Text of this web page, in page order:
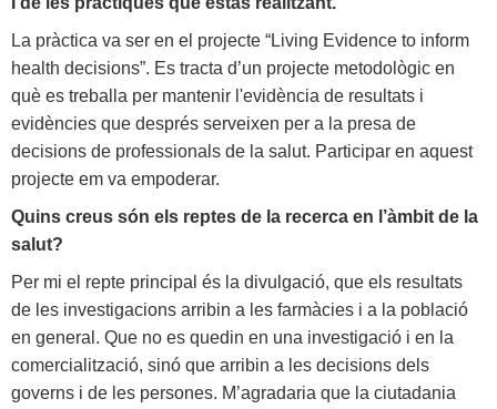
La pràctica va ser en el projecte “Living Evidence to inform
health decisions”. Es tracta d’un projecte metodològic en
què es treballa per mantenir l'evidència de resultats i
evidències que després serveixen per a la presa de
decisions de professionals de la salut. Participar en aquest
projecte em va empoderar.
Quins creus són els reptes de la recerca en l’àmbit de la
salut?
Per mi el repte principal és la divulgació, que els resultats
de les investigacions arribin a les farmàcies i a la població
en general. Que no es quedin en una investigació i en la
comercialització, sinó que arribin a les decisions dels
governs i de les persones. M’agradaria que la ciutadania